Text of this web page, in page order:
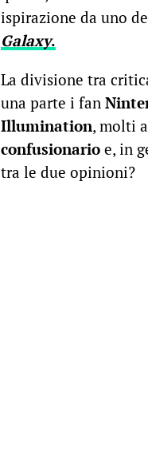
ispirazione da uno
Galaxy.
La divisione tra
una parte i fan
Illumination, molti
confusionario e, in
tra le due opinioni?